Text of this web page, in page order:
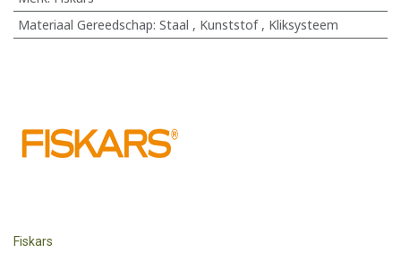
Materiaal Gereedschap: Staal , Kunststof, Kliksysteem
Fiskars